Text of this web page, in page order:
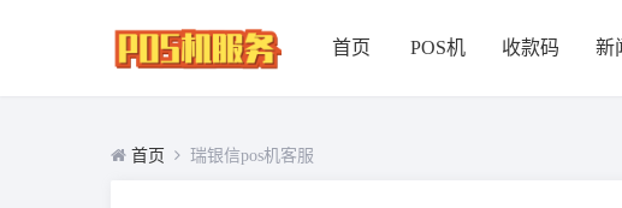
首页 POS机 收款码 新
首页 瑞银信pos机客服